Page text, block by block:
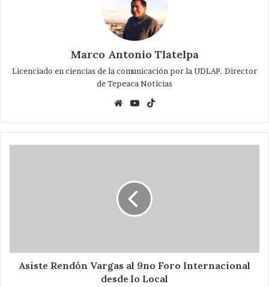
Marco Antonio Tlatelpa
Licenciado en ciencias de la comunicación por la UDLAP. Director
de Tepeaca Noticias
WebsiteYouTube
lo
Local
Asiste Rendón Vargas al 9no Foro Internacional
desde lo Local